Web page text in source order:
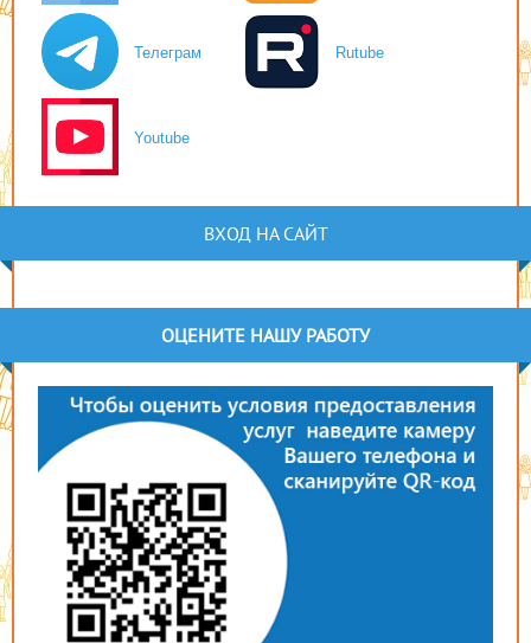
Телеграм Rutube
Youtube
ВХОД НА САЙТ
ОЦЕНИТЕ НАШУ РАБОТУ